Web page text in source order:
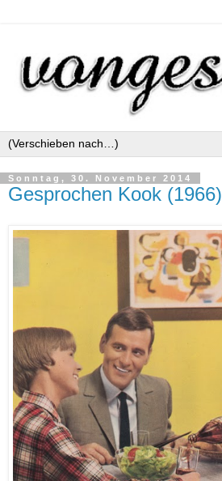
Sonntag, 30. November 2014
Gesprochen Kook (1966)